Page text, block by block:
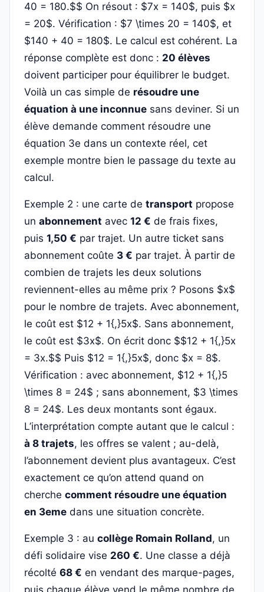
40 = 180.$$ On résout : $7x = 140$, puis $x
= 20$. Vérification : $7 \times 20 = 140$, et
$140 + 40 = 180$. Le calcul est cohérent. La
réponse complète est donc : 20 élèves
doivent participer pour équilibrer le budget.
Voilà un cas simple de résoudre une
équation à une inconnue sans deviner. Si un
élève demande comment résoudre une
équation 3e dans un contexte réel, cet
exemple montre bien le passage du texte au
calcul.
Exemple 2 : une carte de transport propose
un abonnement avec 12 € de frais fixes,
puis 1,50 € par trajet. Un autre ticket sans
abonnement coûte 3 € par trajet. À partir de
combien de trajets les deux solutions
reviennent-elles au même prix ? Posons $x$
pour le nombre de trajets. Avec abonnement,
le coût est $12 + 1{,}5x$. Sans abonnement,
le coût est $3x$. On écrit donc $$12 + 1{,}5x
= 3x.$$ Puis $12 = 1{,}5x$, donc $x = 8$.
Vérification : avec abonnement, $12 + 1{,}5
\times 8 = 24$ ; sans abonnement, $3 \times
8 = 24$. Les deux montants sont égaux.
L’interprétation compte autant que le calcul :
à 8 trajets, les offres se valent ; au-delà,
l’abonnement devient plus avantageux. C’est
exactement ce qu’on attend quand on
cherche comment résoudre une équation
en 3eme dans une situation concrète.
Exemple 3 : au collège Romain Rolland, un
défi solidaire vise 260 €. Une classe a déjà
récolté 68 € en vendant des marque-pages,
puis chaque élève vend le même nombre de